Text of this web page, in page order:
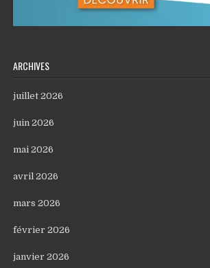
ARCHIVES
juillet 2026
juin 2026
mai 2026
avril 2026
mars 2026
février 2026
janvier 2026